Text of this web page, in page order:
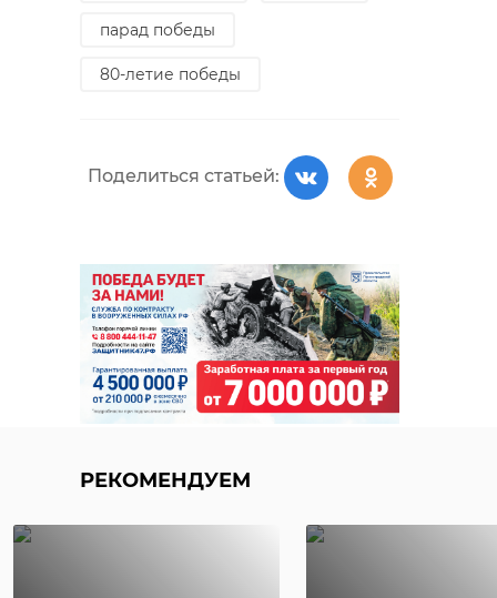
парад победы
80-летие победы
Поделиться статьей:
РЕКОМЕНДУЕМ
Поделиться статьей:
РЕКОМЕНДУЕМ
Прокуратура